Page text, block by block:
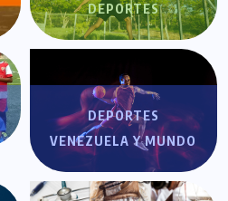
DEPORTES
DEPORTES
VENEZUELA Y MUNDO